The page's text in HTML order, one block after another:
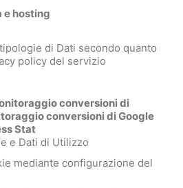
e hosting
di Dati secondo quanto
policy del servizio
conversioni di
conversioni di Google
Stat
e Dati di Utilizzo
mediante configurazione del